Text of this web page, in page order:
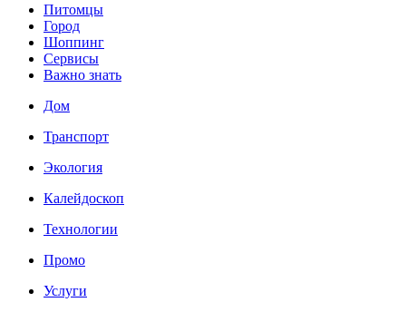
Питомцы
Город
Шоппинг
Сервисы
Важно знать
Дом
Транспорт
Экология
Калейдоскоп
Технологии
Промо
Услуги